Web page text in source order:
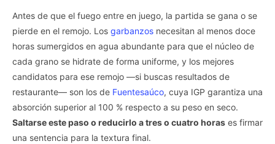
Antes de que el fuego entre en juego, la partida se gana o se
pierde en el remojo. Los garbanzos necesitan al menos doce
horas sumergidos en agua abundante para que el núcleo de
cada grano se hidrate de forma uniforme, y los mejores
candidatos para ese remojo —si buscas resultados de
restaurante— son los de Fuentesaúco, cuya IGP garantiza una
absorción superior al 100 % respecto a su peso en seco.
Saltarse este paso o reducirlo a tres o cuatro horas es firmar
una sentencia para la textura final.